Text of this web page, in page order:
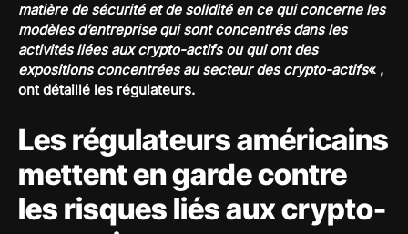
matière de sécurité et de solidité en ce qui concerne les
modèles d’entreprise qui sont concentrés dans les
activités liées aux crypto-actifs ou qui ont des
expositions concentrées au secteur des crypto-actifs« ,
ont détaillé les régulateurs.
Les régulateurs américains
mettent en garde contre
les risques liés aux crypto-